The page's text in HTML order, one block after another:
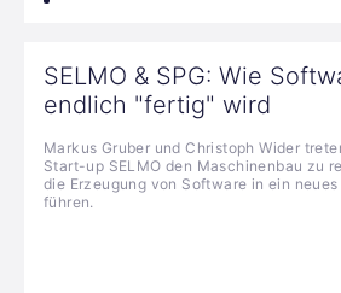
SELMO & SPG: Wie
endlich "fertig" wird
Markus Gruber und Christoph Wider
Start-up SELMO den Maschinenbau zu
die Erzeugung von Software in ein
führen.